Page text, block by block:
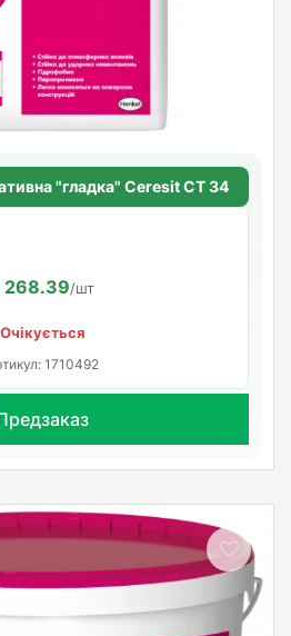
"гладка" Ceresit CT 34
268.39/шт
Очікується
1710492